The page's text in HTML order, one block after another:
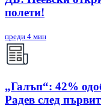
полети!
преди 4 мин
„Галъп“: 42%
Радев след